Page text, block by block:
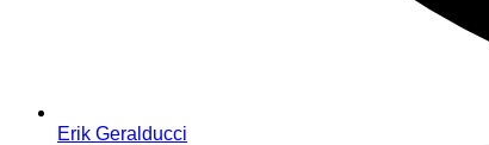
Erik Geralducci